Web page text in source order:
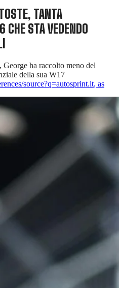
TANTA
STA VEDENDO
George ha raccolto meno del
della sua W17
source?q=autosprint.it, as